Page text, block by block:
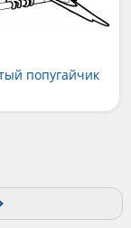
попугайчик